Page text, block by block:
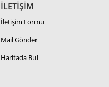
İLETİŞİM
İletişim Formu
Mail Gönder
Haritada Bul